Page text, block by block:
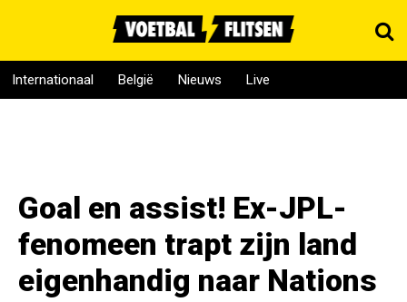
Internationaal België Nieuws Live
Goal en assist! Ex-JPL-
fenomeen trapt zijn land
eigenhandig naar Nations